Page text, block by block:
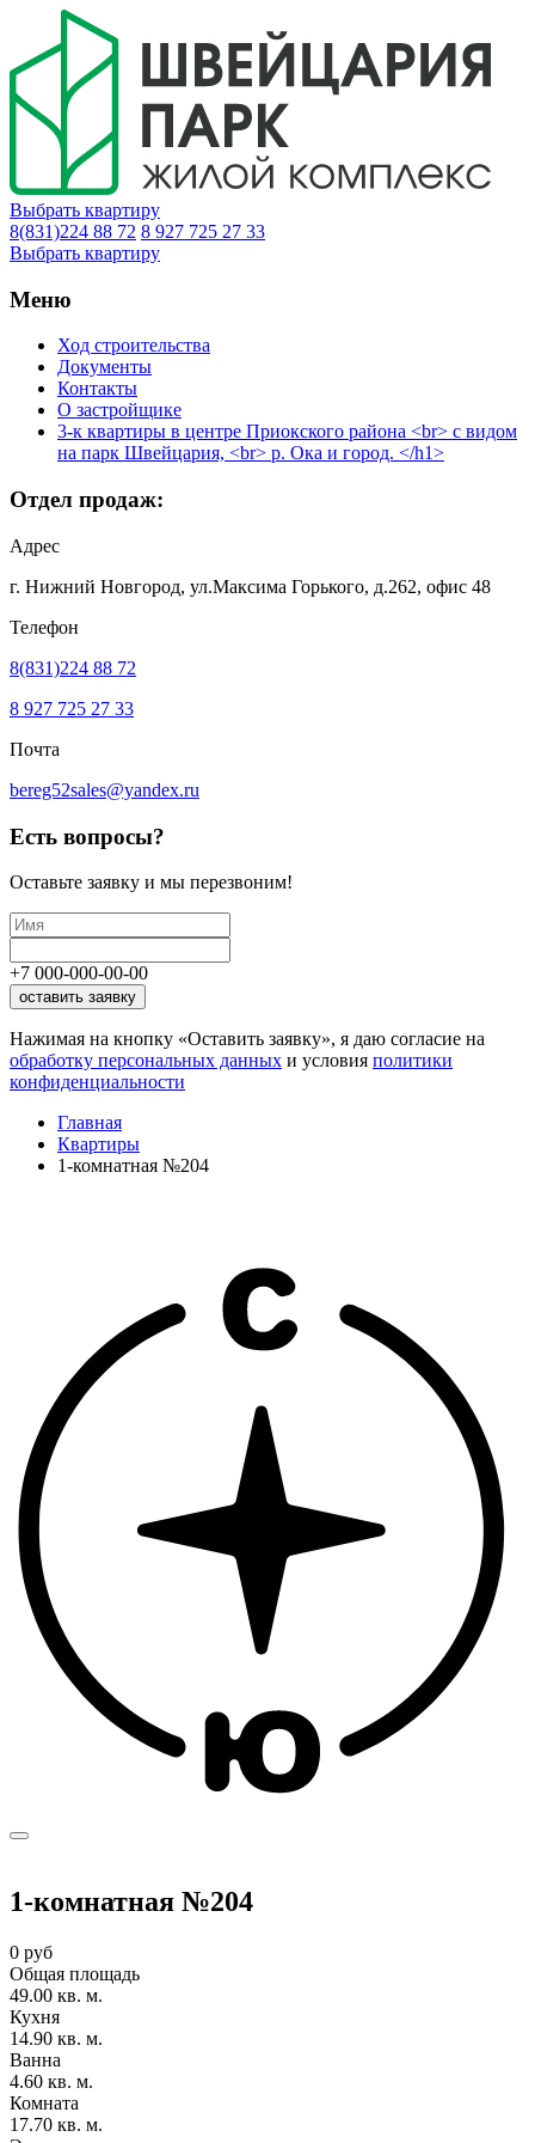
Выбрать квартиру
8(831)224 88 72 8 927 725 27 33
Выбрать квартиру
Меню
Ход строительства
Документы
Контакты
О застройщике
3-к квартиры в центре Приокского района <br> с видом
на парк Швейцария, <br> р. Ока и город. </h1>
Отдел продаж:
Адрес
г. Нижний Новгород, ул.Максима Горького, д.262, офис 48
Телефон
8(831)224 88 72
8 927 725 27 33
Почта
bereg52sales@yandex.ru
Есть вопросы?
Оставьте заявку и мы перезвоним!
+7 000-000-00-00
оставить заявку
Нажимая на кнопку «Оставить заявку», я даю согласие на
обработку персональных данных и условия политики
конфиденциальности
Главная
Квартиры
1-комнатная №204
1-комнатная №204
0 руб
Общая площадь
49.00 кв. м.
Кухня
14.90 кв. м.
Ванна
4.60 кв. м.
Комната
17.70 кв. м.